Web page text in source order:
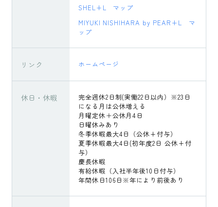
SHEL+L マップ
MIYUKI NISHIHARA by PEAR+L マ
ップ
リンク ホームページ
休日・休暇
完全週休2日制(実働22日以内）※23日
になる月は公休増える
月曜定休＋公休月4日
日曜休みあり
冬季休暇最大4日（公休+付与）
夏季休暇最大4日(初年度2日 公休+付
与）
慶長休暇
有給休暇（入社半年後10日付与）
年間休日106日※年により前後あり